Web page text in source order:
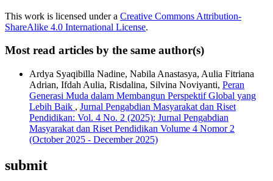
This work is licensed under a Creative Commons Attribution-
ShareAlike 4.0 International License.
Most read articles by the same author(s)
Ardya Syaqibilla Nadine, Nabila Anastasya, Aulia Fitriana
Adrian, Ifdah Aulia, Risdalina, Silvina Noviyanti, Peran
Generasi Muda dalam Membangun Perspektif Global yang
Lebih Baik , Jurnal Pengabdian Masyarakat dan Riset
Pendidikan: Vol. 4 No. 2 (2025): Jurnal Pengabdian
Masyarakat dan Riset Pendidikan Volume 4 Nomor 2
(October 2025 - December 2025)
submit